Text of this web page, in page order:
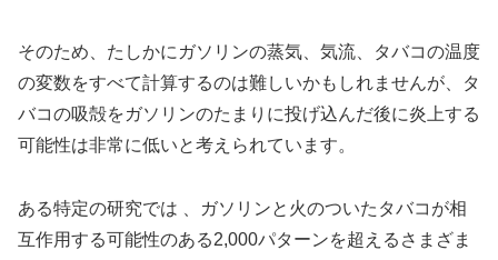
そのため、たしかにガソリンの蒸気、気流、タバコの温度
の変数をすべて計算するのは難しいかもしれませんが、タ
バコの吸殻をガソリンのたまりに投げ込んだ後に炎上する
可能性は非常に低いと考えられています。
ある特定の研究では 、ガソリンと火のついたタバコが相
互作用する可能性のある2,000パターンを超えるさまざま